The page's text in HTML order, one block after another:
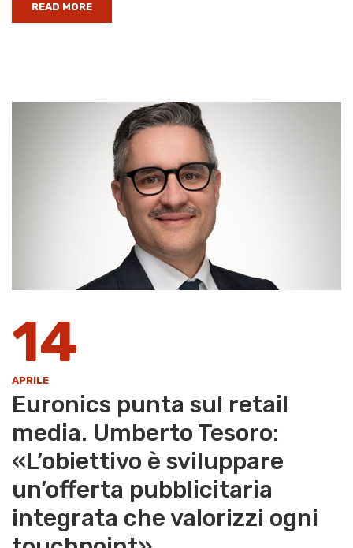
READ MORE
14
APRILE
Euronics punta sul retail
media. Umberto Tesoro:
«L’obiettivo è sviluppare
un’offerta pubblicitaria
integrata che valorizzi ogni